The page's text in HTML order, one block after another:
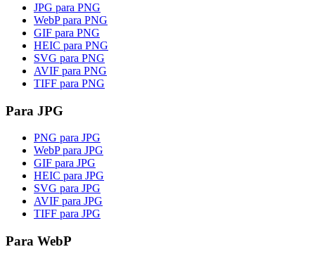
JPG para PNG
WebP para PNG
GIF para PNG
HEIC para PNG
SVG para PNG
AVIF para PNG
TIFF para PNG
Para JPG
PNG para JPG
WebP para JPG
GIF para JPG
HEIC para JPG
SVG para JPG
AVIF para JPG
TIFF para JPG
Para WebP